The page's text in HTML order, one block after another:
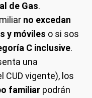
de Gas.
no excedan
y móviles o si sos
C inclusive.
una
CUD vigente), los
familiar podrán